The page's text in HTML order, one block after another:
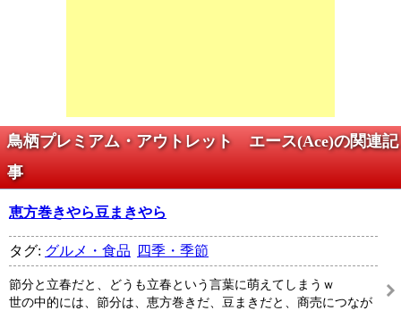
鳥栖プレミアム・アウトレット エース(Ace)の関連記
事
恵方巻きやら豆まきやら
タグ: グルメ・食品 四季・季節
節分と立春だと、どうも立春という言葉に萌えてしまうｗ
世の中的には、節分は、恵方巻きだ、豆まきだと、商売につなが